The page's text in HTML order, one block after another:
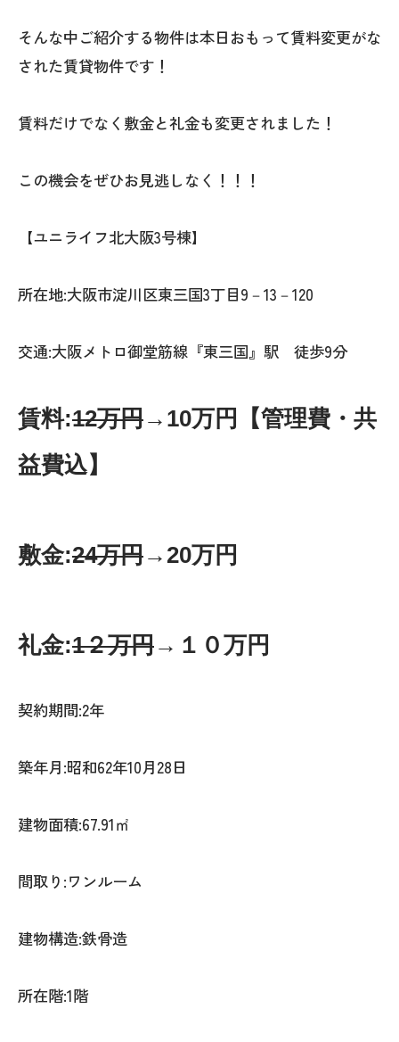
そんな中ご紹介する物件は本日おもって賃料変更がな
された賃貸物件です！
賃料だけでなく敷金と礼金も変更されました！
この機会をぜひお見逃しなく！！！
【ユニライフ北大阪3号棟】
所在地:大阪市淀川区東三国3丁目9－13－120
交通:大阪メトロ御堂筋線『東三国』駅 徒歩9分
賃料:12万円→10万円【管理費・共
益費込】
敷金:24万円→20万円
礼金:1２万円→１０万円
契約期間:2年
築年月:昭和62年10月28日
建物面積:67.91㎡
間取り:ワンルーム
建物構造:鉄骨造
所在階:1階